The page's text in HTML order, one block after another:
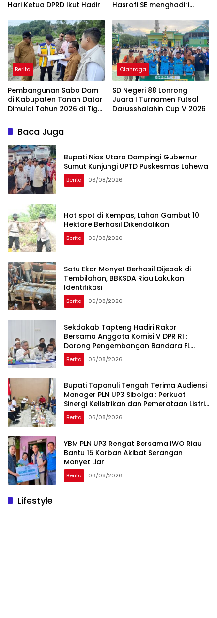
Hari ‎Ketua DPRD Ikut Hadir
Hasrofi SE menghadiri
Bank Jambi
Berita
Pembangunan Sabo Dam
di Kabupaten Tanah Datar
Dimulai Tahun 2026 di Tiga
Olahraga
SD Negeri 88 Lonrong
Juara I Turnamen Futsal
Darusshalahin Cup V 2026
Baca Juga
Bupati Nias Utara Dampingi Gubernur
Sumut Kunjungi UPTD Puskesmas Lahewa
Berita 06/08/2026
Hot spot di Kempas, Lahan Gambut 10
Hektare Berhasil Dikendalikan
Berita 06/08/2026
Satu Ekor Monyet Berhasil Dijebak di
Tembilahan, BBKSDA Riau Lakukan
Identifikasi
Berita 06/08/2026
Sekdakab Tapteng Hadiri Rakor
Bersama Anggota Komisi V DPR RI :
Dorong Pengembangan Bandara FL
Tobing dan Pelabuhan Sibolga
Berita 06/08/2026
Bupati Tapanuli Tengah Terima Audiensi
Manager PLN UP3 Sibolga : Perkuat
Sinergi Kelistrikan dan Pemerataan Listrik
Desa
Berita 06/08/2026
YBM PLN UP3 Rengat Bersama IWO Riau
Bantu 15 Korban Akibat Serangan
Monyet Liar
Berita 06/08/2026
Lifestyle